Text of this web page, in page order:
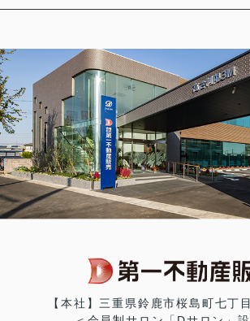
【本社】三重県鈴鹿市桜島町七丁